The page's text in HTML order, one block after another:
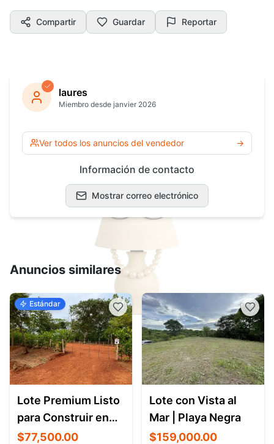
Compartir Guardar Reportar
laures
Miembro desde janvier 2026
Ver todos los anuncios del vendedor →
Información de contacto
Mostrar correo electrónico
Anuncios similares
Estándar
Lote Premium Listo
para Construir en
Pinilla
$77,500.00
Lote con Vista al
Mar | Playa Negra
$159,000.00